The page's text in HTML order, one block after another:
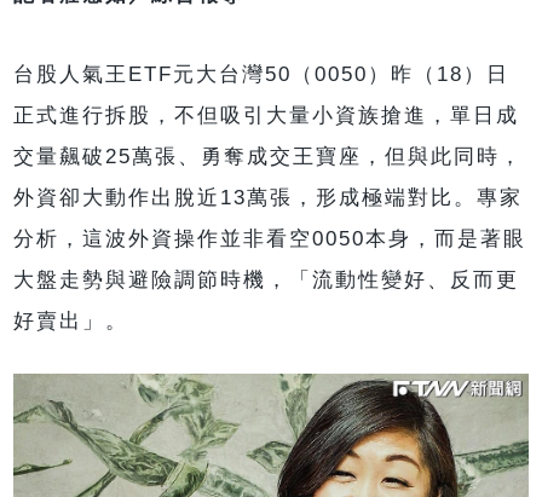
台股人氣王ETF元大台灣50（0050）昨（18）日
正式進行拆股，不但吸引大量小資族搶進，單日成
交量飆破25萬張、勇奪成交王寶座，但與此同時，
外資卻大動作出脫近13萬張，形成極端對比。專家
分析，這波外資操作並非看空0050本身，而是著眼
大盤走勢與避險調節時機，「流動性變好、反而更
好賣出」。